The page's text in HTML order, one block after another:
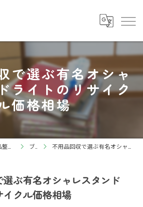
で選ぶ有名オシャ
ライトのリサイク
価格相場
ブログ 不用品回収で選ぶ有名オシャレスタンドライトのリサイクル価格相場
ぶ有名オシャレスタンド
イクル価格相場